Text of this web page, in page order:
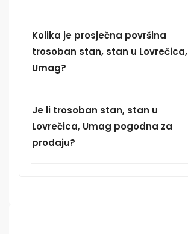
Kolika je prosječna površina
trosoban stan, stan u Lovrečica,
Umag?
Je li trosoban stan, stan u
Lovrečica, Umag pogodna za
prodaju?